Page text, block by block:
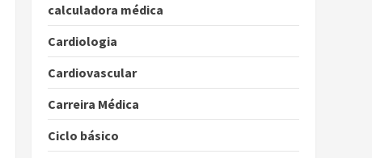
calculadora médica
Cardiologia
Cardiovascular
Carreira Médica
Ciclo básico